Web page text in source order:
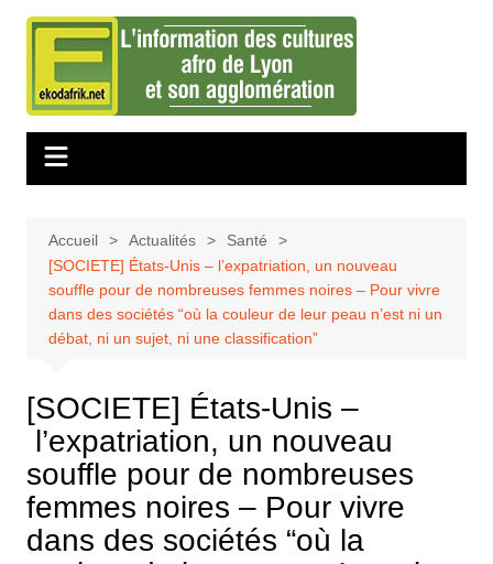
Aller
contenu
Accueil Actualités
Santé
[SOCIETE] États-Unis – l’expatriation, un nouveau
souffle pour de nombreuses femmes noires – Pour vivre
dans des sociétés “où la couleur de leur peau n’est ni un
débat, ni un sujet, ni une classification”
[SOCIETE] États-Unis –
l’expatriation, un nouveau
souffle pour de nombreuses
femmes noires – Pour vivre
dans des sociétés “où la